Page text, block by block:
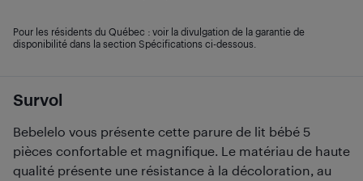
Survol
Bebelelo vous présente cette parure de lit bébé 5
pièces confortable et magnifique. Le matériau de haute
qualité présente une résistance à la décoloration, au
Pour les résidents du Québec : voir la divulgation de la garantie de
disponibilité dans la section Spécifications ci-dessous.